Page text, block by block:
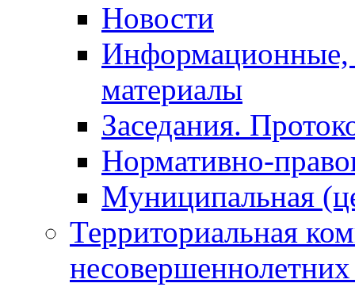
Новости
Информационные,
материалы
Заседания.
Нормативно-
Муниципальная
Территориальная